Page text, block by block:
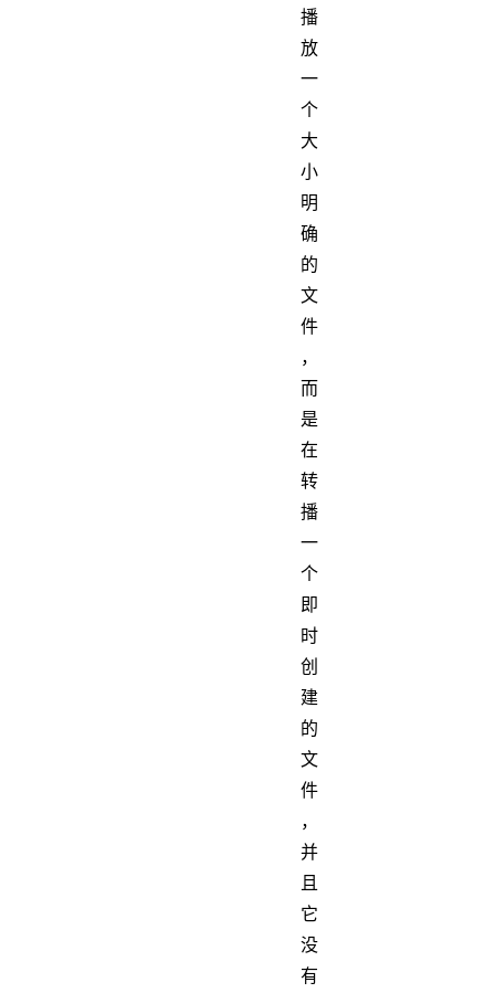
播
放
一
个
大
小
明
确
的
文
件
，
而
是
在
转
播
一
个
即
时
创
建
的
文
件
，
并
且
它
没
有